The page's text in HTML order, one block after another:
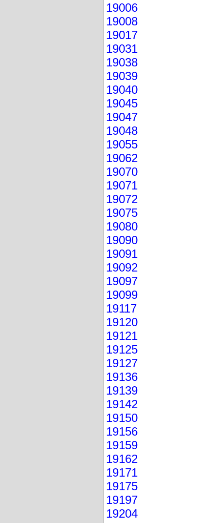
19006
19008
19017
19031
19038
19039
19040
19045
19047
19048
19055
19062
19070
19071
19072
19075
19080
19090
19091
19092
19097
19099
19117
19120
19121
19125
19127
19136
19139
19142
19150
19156
19159
19162
19171
19175
19197
19204